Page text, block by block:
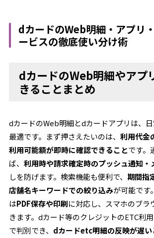
dカードのWeb明細・アプリ
ービスの徹底使い分け術
dカードのWeb明細やアプ
きることまとめ
dカードのWeb明細とdカードアプリは、
最適です。まず押さえたいのは、利用代金
利用可能額が即時に確認できることです。
ば、利用時や請求確定時のプッシュ通知・
しを防げます。検索機能も便利で、期間指
店舗名キーワードでの絞り込みが可能です
はPDF保存や印刷に対応し、スマホのブラ
きます。dカード等のクレジットのETC利用
で判別でき、 dカードetc明細の反映が遅